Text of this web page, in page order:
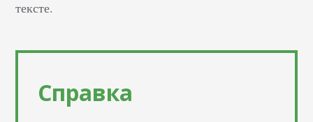
тексте.
Справка